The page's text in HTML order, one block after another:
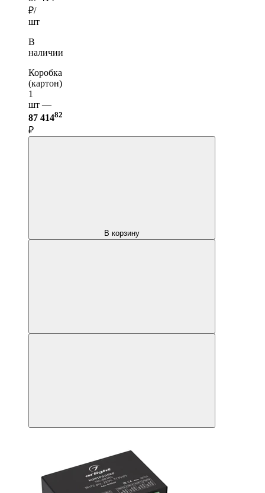
₽/
шт
В
наличии
Коробка
(картон)
1
шт —
87 41482
₽
В корзину